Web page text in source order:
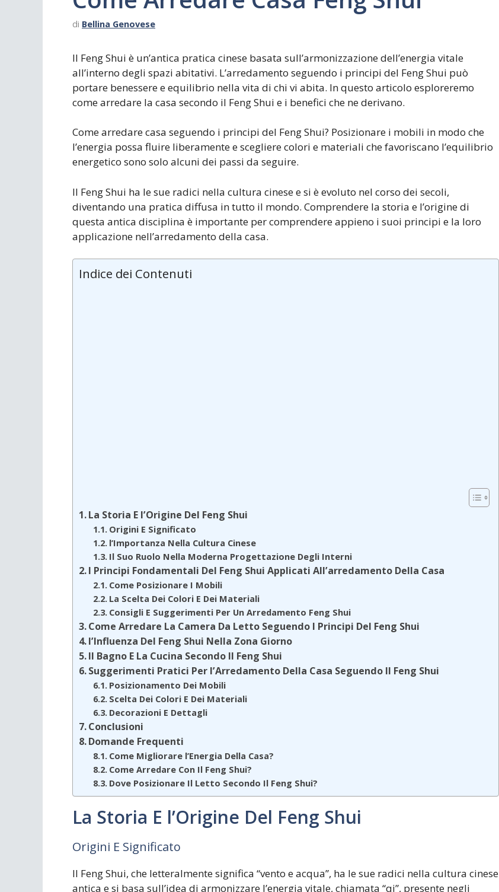
di Bellina Genovese
Il Feng Shui è un’antica pratica cinese basata sull’armonizzazione dell’energia vitale
all’interno degli spazi abitativi. L’arredamento seguendo i principi del Feng Shui può
portare benessere e equilibrio nella vita di chi vi abita. In questo articolo esploreremo
come arredare la casa secondo il Feng Shui e i benefici che ne derivano.
Come arredare casa seguendo i principi del Feng Shui? Posizionare i mobili in modo che
l’energia possa fluire liberamente e scegliere colori e materiali che favoriscano l’equilibrio
energetico sono solo alcuni dei passi da seguire.
Il Feng Shui ha le sue radici nella cultura cinese e si è evoluto nel corso dei secoli,
diventando una pratica diffusa in tutto il mondo. Comprendere la storia e l’origine di
questa antica disciplina è importante per comprendere appieno i suoi principi e la loro
applicazione nell’arredamento della casa.
Indice dei Contenuti
La Storia E l’Origine Del Feng Shui
Origini E Significato
l’Importanza Nella Cultura Cinese
Il Suo Ruolo Nella Moderna Progettazione Degli Interni
I Principi Fondamentali Del Feng Shui Applicati All’arredamento Della Casa
Come Posizionare I Mobili
La Scelta Dei Colori E Dei Materiali
Consigli E Suggerimenti Per Un Arredamento Feng Shui
Come Arredare La Camera Da Letto Seguendo I Principi Del Feng Shui
l’Influenza Del Feng Shui Nella Zona Giorno
Il Bagno E La Cucina Secondo Il Feng Shui
Suggerimenti Pratici Per l’Arredamento Della Casa Seguendo Il Feng Shui
Posizionamento Dei Mobili
Scelta Dei Colori E Dei Materiali
Decorazioni E Dettagli
Conclusioni
Domande Frequenti
Come Migliorare l’Energia Della Casa?
Come Arredare Con Il Feng Shui?
Dove Posizionare Il Letto Secondo Il Feng Shui?
La Storia E l’Origine Del Feng Shui
Origini E Significato
Il Feng Shui, che letteralmente significa “vento e acqua”, ha le sue radici nella cultura cinese
antica e si basa sull’idea di armonizzare l’energia vitale, chiamata “qi”, presente negli